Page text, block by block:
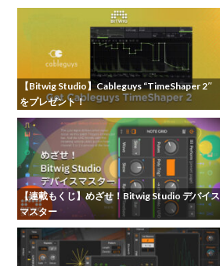
【Bitwig Studio】Cableguys “TimeShaper 2″
をプレゼント！
【連載もくじ】めざせ！Bitwig Studio デバイス
マスター